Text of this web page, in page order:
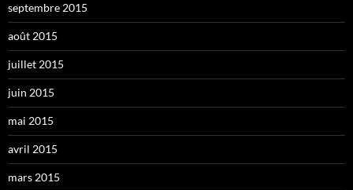
septembre 2015
août 2015
juillet 2015
juin 2015
mai 2015
avril 2015
mars 2015